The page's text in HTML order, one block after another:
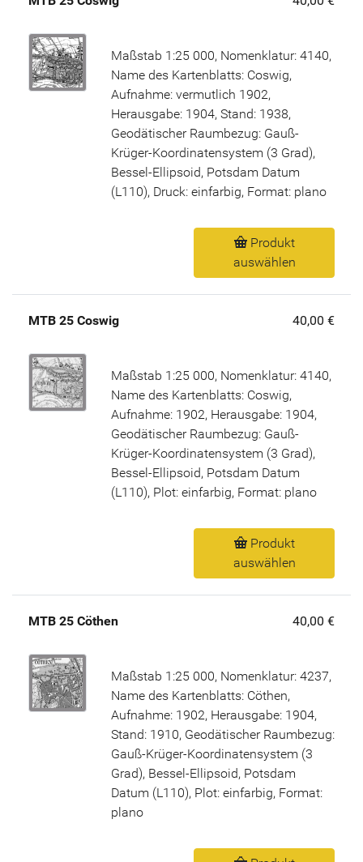
Maßstab 1:25 000, Nomenklatur: 4140,
Name des Kartenblatts: Coswig,
Aufnahme: vermutlich 1902,
Herausgabe: 1904, Stand: 1938,
Geodätischer Raumbezug: Gauß-
Krüger-Koordinatensystem (3 Grad),
Bessel-Ellipsoid, Potsdam Datum
(L110), Druck: einfarbig, Format: plano
Produkt
auswählen
MTB 25 Coswig 40,00 €
Maßstab 1:25 000, Nomenklatur: 4140,
Name des Kartenblatts: Coswig,
Aufnahme: 1902, Herausgabe: 1904,
Geodätischer Raumbezug: Gauß-
Krüger-Koordinatensystem (3 Grad),
Bessel-Ellipsoid, Potsdam Datum
(L110), Plot: einfarbig, Format: plano
Produkt
auswählen
MTB 25 Cöthen 40,00 €
Maßstab 1:25 000, Nomenklatur: 4237,
Name des Kartenblatts: Cöthen,
Aufnahme: 1902, Herausgabe: 1904,
Stand: 1910, Geodätischer Raumbezug:
Gauß-Krüger-Koordinatensystem (3
Grad), Bessel-Ellipsoid, Potsdam
Datum (L110), Plot: einfarbig, Format:
plano